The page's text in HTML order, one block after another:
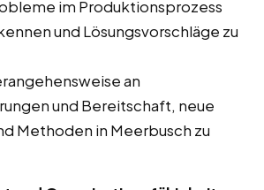
im Produktionsprozess
und Lösungsvorschläge zu
an
und Bereitschaft, neue
Methoden in Meerbusch zu